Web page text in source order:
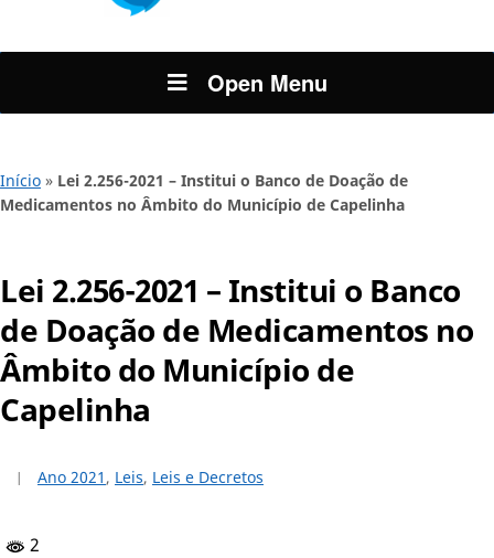
Open Menu
Início » Lei 2.256-2021 – Institui o Banco de Doação de
Medicamentos no Âmbito do Município de Capelinha
Lei 2.256-2021 – Institui o Banco
de Doação de Medicamentos no
Âmbito do Município de
Capelinha
Ano 2021 , Leis, Leis e Decretos
2